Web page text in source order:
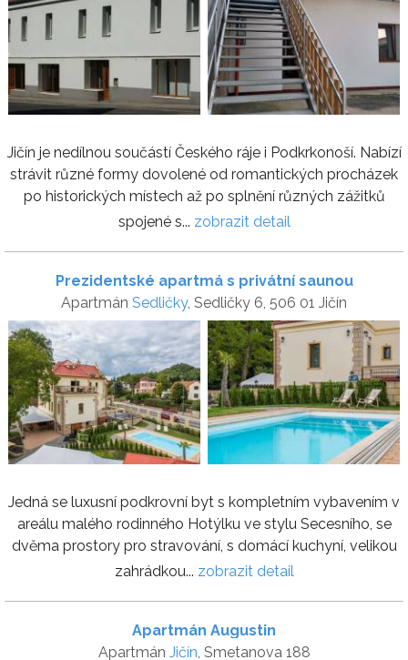
Jičín je nedílnou součástí Českého ráje i Podkrkonoší. Nabízí
strávit různé formy dovolené od romantických procházek
po historických místech až po splnění různých zážitků
spojené s... zobrazit detail
Prezidentské apartmá s privátní saunou
Apartmán Sedličky, Sedličky 6, 506 01 Jičín
Jedná se luxusní podkrovní byt s kompletním vybavením v
areálu malého rodinného Hotýlku ve stylu Secesního, se
dvěma prostory pro stravování, s domácí kuchyní, velikou
zahrádkou... zobrazit detail
Apartmán Augustin
Apartmán Jičín, Smetanova 188